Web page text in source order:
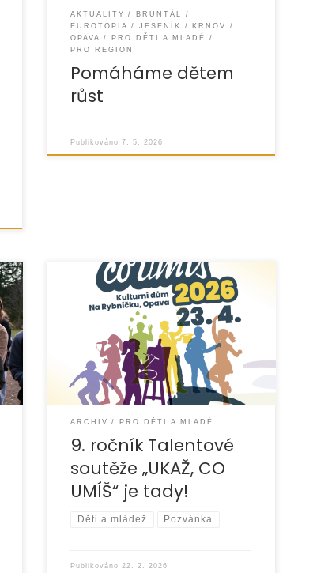
AKTUALITY
BRUNTÁL
EUROTOPIA
JESENÍK
KRNOV
OPAVA
PRO DĚTI A MLADÉ
PRO REGION
Pomáháme dětem
růst
Publikováno7. 5. 2026
Srdečně zveme mladé talenty na
9. ročník oblíbené soutěže „UKAŽ, CO
UMÍŠ“, která je určena dětem
a mládeži zejména
z Moravskoslezského kraje. Veřejná
ARCHIV PRO DĚTI A MLADÉ
9. ročník Talentové
soutěže „UKAŽ, CO
UMÍŠ“ je tady!
Děti a mládež Pozvánka
Publikováno22. 2. 2026